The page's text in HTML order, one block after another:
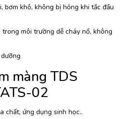
bơm khô, không bị hỏng khi tắc đầu
môi trường dễ cháy nổ, không
màng TDS
02
chất, ứng dụng sinh học..